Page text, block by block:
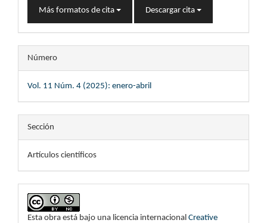
Más formatos de cita Descargar cita
Número
Vol. 11 Núm. 4 (2025): enero-abril
Sección
Artículos científicos
Esta obra está bajo una licencia internacional Creative